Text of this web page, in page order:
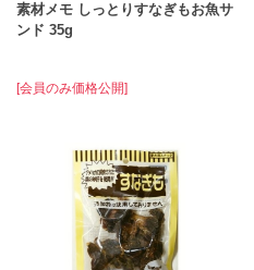
素材メモ しっとりすなぎもお魚サ
ンド 35g
[会員のみ価格公開]